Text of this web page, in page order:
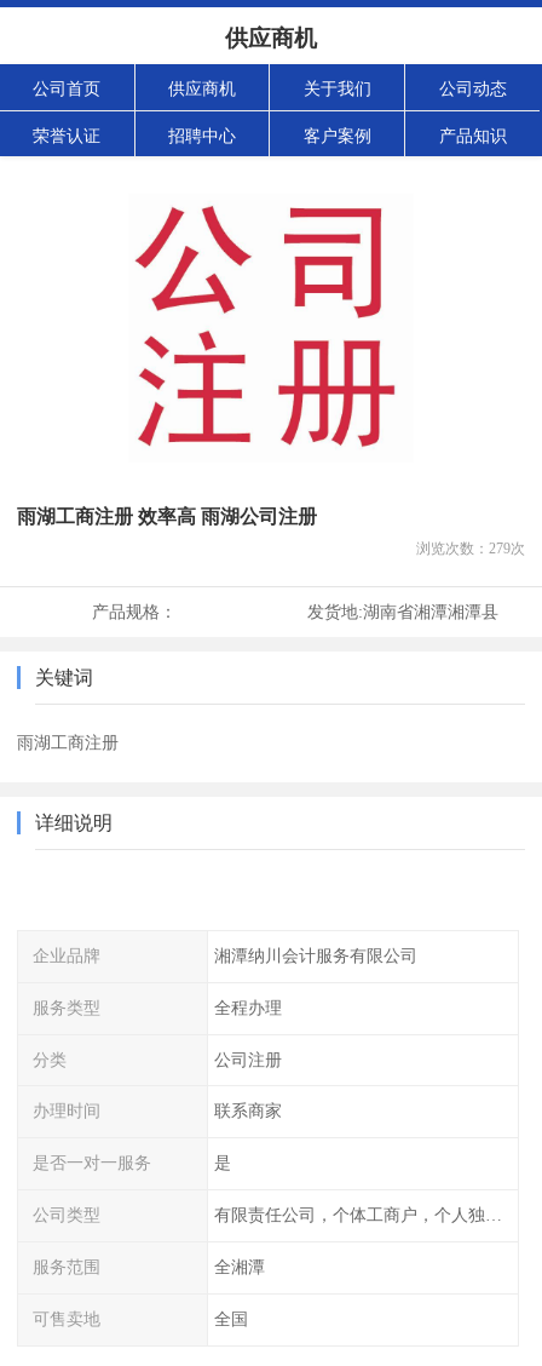
供应商机
公司首页 供应商机 关于我们 公司动态
荣誉认证 招聘中心 客户案例 产品知识
雨湖工商注册 效率高 雨湖公司注册
浏览次数： 279次
产品规格： 发货地:湖南省湘潭湘潭县
关键词
雨湖工商注册
详细说明
企业品牌 湘潭纳川会计服务有限公司
服务类型 全程办理
分类 公司注册
办理时间 联系商家
是否一对一服务 是
公司类型
服务范围 全湘潭
可售卖地 全国